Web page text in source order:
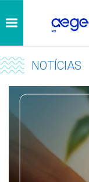
NOTÍCIAS